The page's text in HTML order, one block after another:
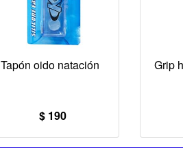
Tapón oido natación
$ 190
Grip